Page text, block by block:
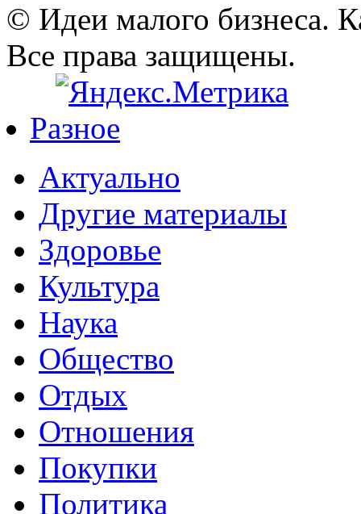
© Идеи малого бизнеса.
Все права защищены.
Разное
Актуально
Другие материалы
Здоровье
Культура
Наука
Общество
Отдых
Отношения
Покупки
Политика